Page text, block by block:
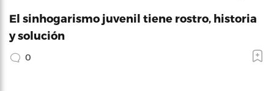
El sinhogarismo juvenil tiene rostro, historia
y solución
0